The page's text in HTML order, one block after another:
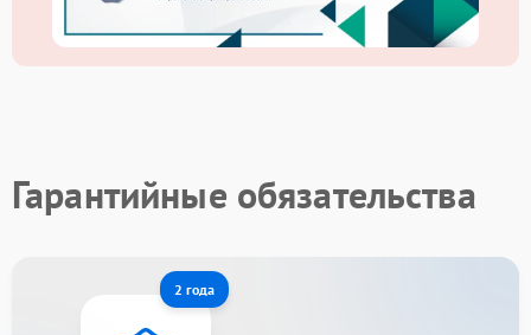
Гарантийные обязательства
2 года